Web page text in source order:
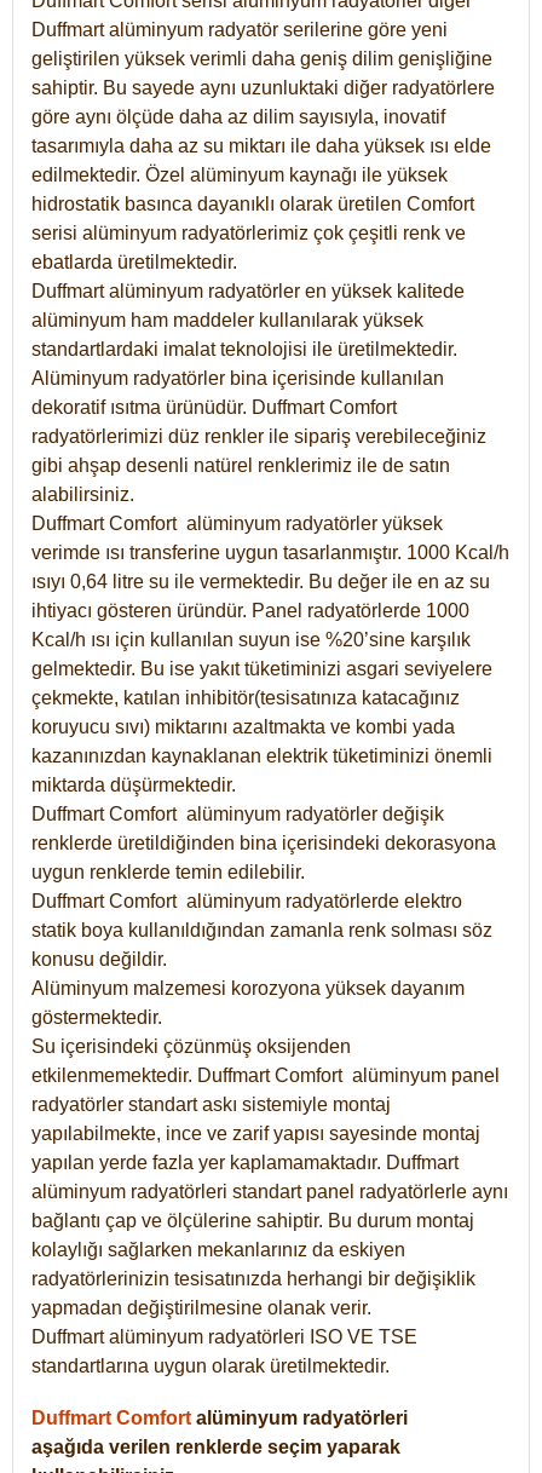
Duffmart alüminyum radyatör serilerine göre yeni
geliştirilen yüksek verimli daha geniş dilim genişliğine
sahiptir. Bu sayede aynı uzunluktaki diğer radyatörlere
göre aynı ölçüde daha az dilim sayısıyla, inovatif
tasarımıyla daha az su miktarı ile daha yüksek ısı elde
edilmektedir. Özel alüminyum kaynağı ile yüksek
hidrostatik basınca dayanıklı olarak üretilen Comfort
serisi alüminyum radyatörlerimiz çok çeşitli renk ve
ebatlarda üretilmektedir.
Duffmart alüminyum radyatörler en yüksek kalitede
alüminyum ham maddeler kullanılarak yüksek
standartlardaki imalat teknolojisi ile üretilmektedir.
Alüminyum radyatörler bina içerisinde kullanılan
dekoratif ısıtma ürünüdür. Duffmart Comfort
radyatörlerimizi düz renkler ile sipariş verebileceğiniz
gibi ahşap desenli natürel renklerimiz ile de satın
alabilirsiniz.
Duffmart Comfort alüminyum radyatörler yüksek
verimde ısı transferine uygun tasarlanmıştır. 1000 Kcal/h
ısıyı 0,64 litre su ile vermektedir. Bu değer ile en az su
ihtiyacı gösteren üründür. Panel radyatörlerde 1000
Kcal/h ısı için kullanılan suyun ise %20’sine karşılık
gelmektedir. Bu ise yakıt tüketiminizi asgari seviyelere
çekmekte, katılan inhibitör(tesisatınıza katacağınız
koruyucu sıvı) miktarını azaltmakta ve kombi yada
kazanınızdan kaynaklanan elektrik tüketiminizi önemli
miktarda düşürmektedir.
Duffmart Comfort alüminyum radyatörler değişik
renklerde üretildiğinden bina içerisindeki dekorasyona
uygun renklerde temin edilebilir.
DuffmartComfort alüminyum radyatörlerde elektro
statik boya kullanıldığından zamanla renk solması söz
konusu değildir.
Alüminyum malzemesi korozyona yüksek dayanım
göstermektedir.
Su içerisindeki çözünmüş oksijenden
etkilenmemektedir. DuffmartComfort alüminyum panel
radyatörler standart askı sistemiyle montaj
yapılabilmekte, ince ve zarif yapısı sayesinde montaj
yapılan yerde fazla yer kaplamamaktadır. Duffmart
alüminyum radyatörleri standart panel radyatörlerle aynı
bağlantı çap ve ölçülerine sahiptir. Bu durum montaj
kolaylığı sağlarken mekanlarınız da eskiyen
radyatörlerinizin tesisatınızda herhangi bir değişiklik
yapmadan değiştirilmesine olanak verir.
Duffmart alüminyum radyatörleri ISO VE TSE
standartlarına uygun olarak üretilmektedir.
Duffmart Comfort alüminyum radyatörleri
aşağıda verilen renklerde seçim yaparak